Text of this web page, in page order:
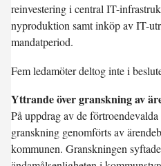
reinvestering i central IT-
nyproduktion samt inköp av IT-
mandatperiod.
Fem ledamöter deltog inte i
Yttrande över granskning av
På uppdrag av de
granskning genomförts av
kommunen. Granskningen